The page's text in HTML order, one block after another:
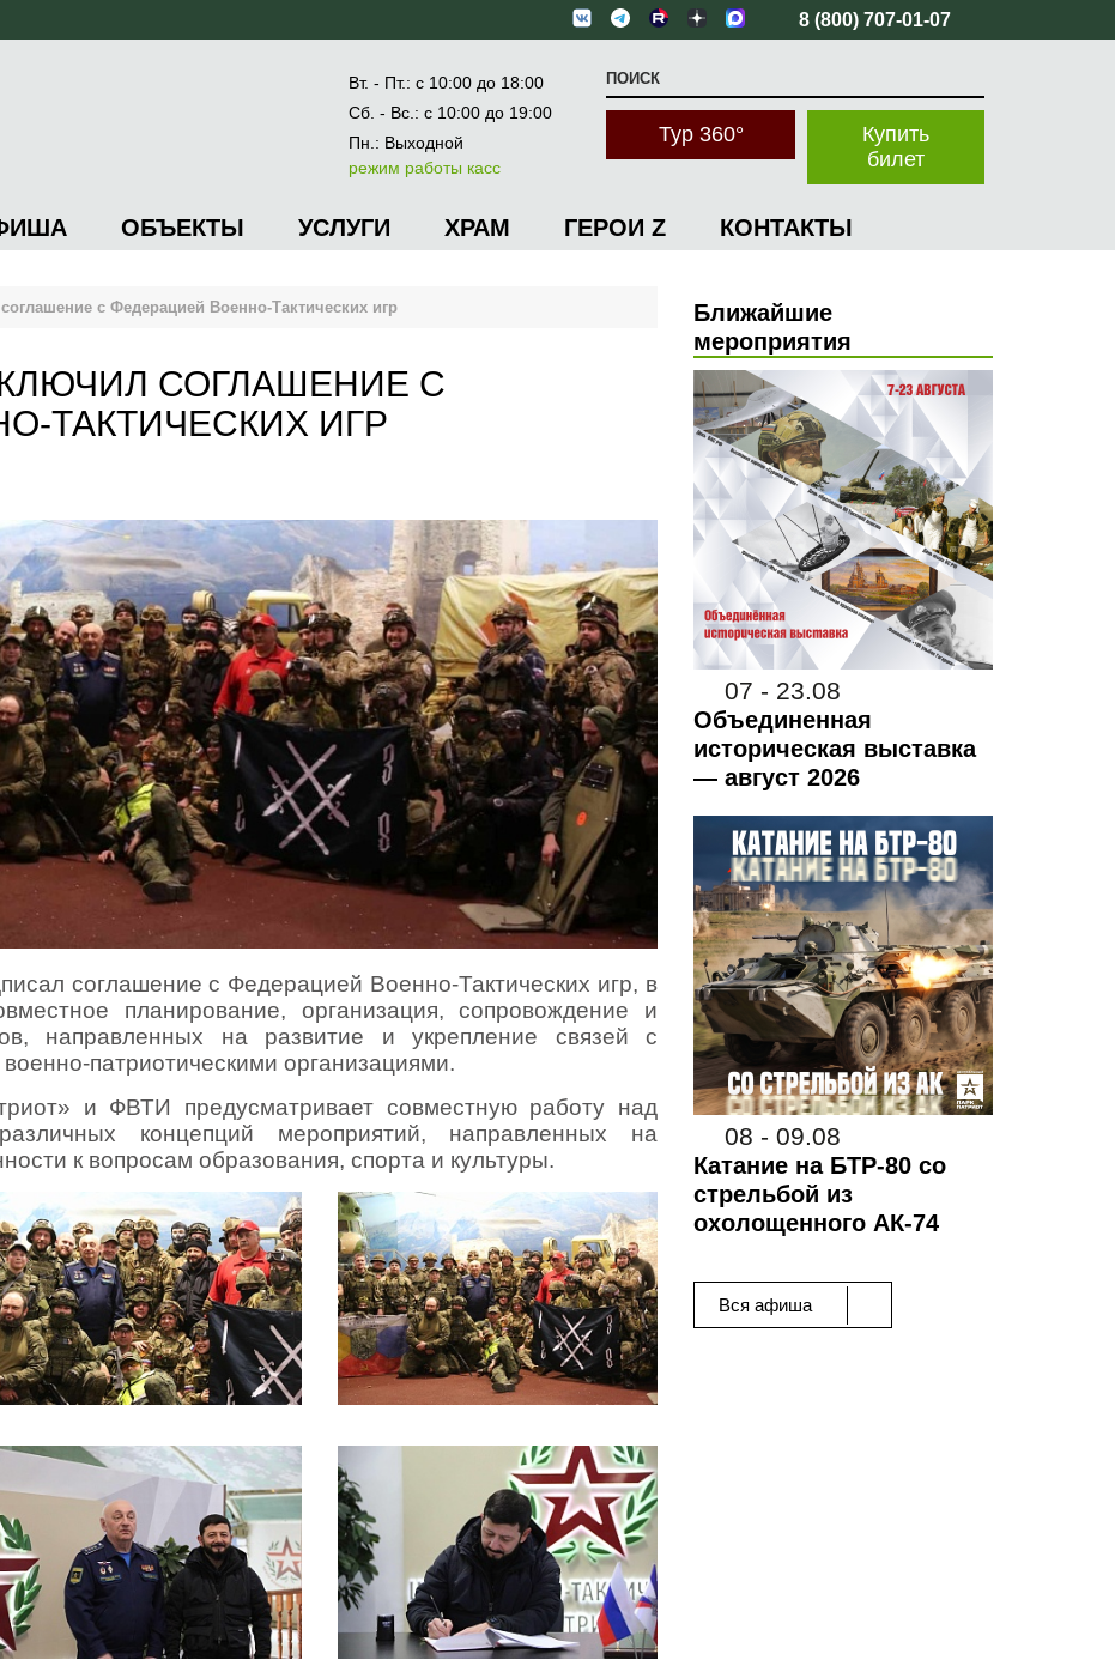
8 (800) 707-01-07
Вт. - Пт.: с 10:00 до 18:00
Сб. - Вс.: с 10:00 до 19:00
Пн.: Выходной
режим работы касс
Купить
билет
Тур 360°
ОБЪЕКТЫ УСЛУГИ ХРАМ ГЕРОИ Z КОНТАКТЫ
с Федерацией Военно-Тактических игр
СОГЛАШЕНИЕ С
ТАКТИЧЕСКИХ ИГР
соглашение с Федерацией Военно-Тактических игр, в
планирование, организация, сопровождение и
направленных на развитие и укрепление связей с
патриотическими организациями.
и ФВТИ предусматривает совместную работу над
концепций мероприятий, направленных на
к вопросам образования, спорта и культуры.
Ближайшие
мероприятия
07 - 23.08
Объединенная
историческая выставка
— август 2026
08 - 09.08
Катание на БТР-80 со
стрельбой из
охолощенного АК-74
Вся афиша